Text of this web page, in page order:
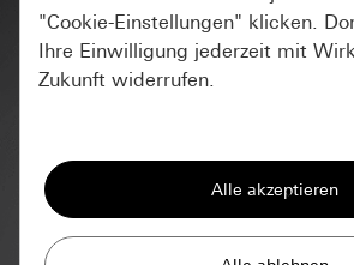
"Cookie-Einstellungen" klicken.
Ihre Einwilligung jederzeit mit
Zukunft widerrufen.
Alle Cookies, die wir benötigen um